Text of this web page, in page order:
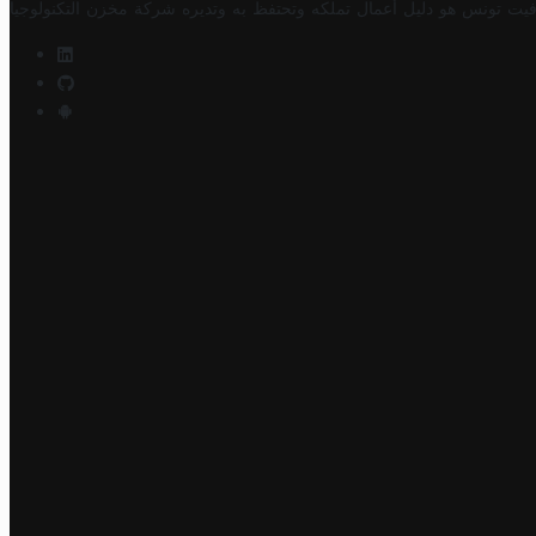
تونس هو دليل أعمال تملكه وتحتفظ به وتديره شركة مخزن التكنولوجيا